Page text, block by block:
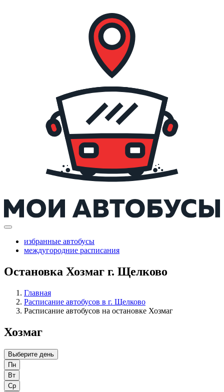
избранные автобусы
междугородние расписания
Остановка Хозмаг г. Щелково
Главная
Расписание автобусов в г. Щелково
Расписание автобусов на остановке Хозмаг
Хозмаг
Выберите день
Пн
Вт
Ср